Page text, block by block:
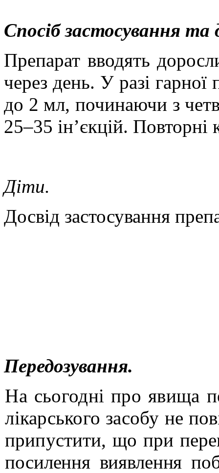
Спосіб застосування та
Препарат вводять
через день. У разі
до 2 мл, починаючи з
25–35 ін’єкцій. Повторні
Діти.
Досвід застосування
Передозування.
На сьогодні про явища
лікарського засобу не
припустити, що при
посилення виявлення